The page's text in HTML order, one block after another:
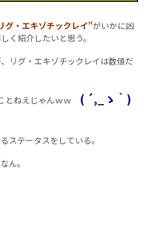
グ・エキゾチックレイ”がいかに凶
く紹介したいと思う。
リグ・エキゾチックレイは数値だ
とねえじゃんｗｗ ( ´,_ゝ｀)
ステータスをしている。
ん。